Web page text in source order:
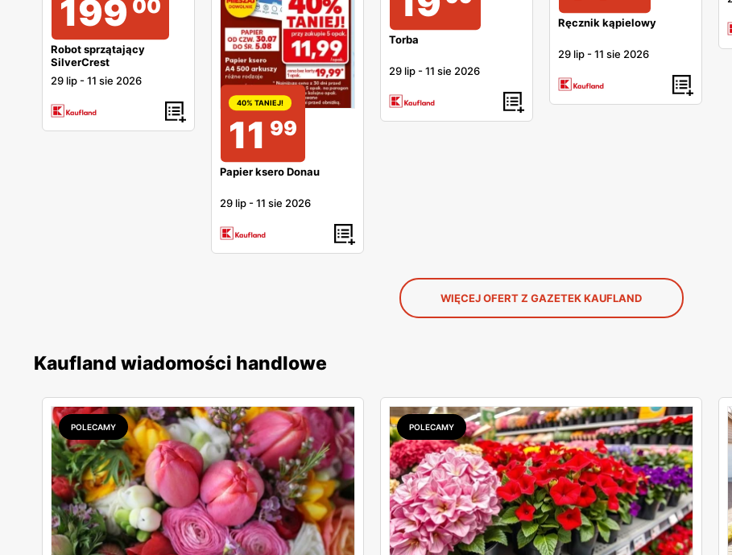
199 00
Robot sprzątający
SilverCrest
29 lip -11 sie 2026
40% TANIEJ!
11 99
Papier ksero Donau
29 lip -11 sie 2026
Torba
29 lip -11 sie 2026
Ręcznik kąpielowy
29 lip -11 sie 2026
WIĘCEJ OFERT Z GAZETEK KAUFLAND
Kaufland wiadomości handlowe
POLECAMY POLECAMY